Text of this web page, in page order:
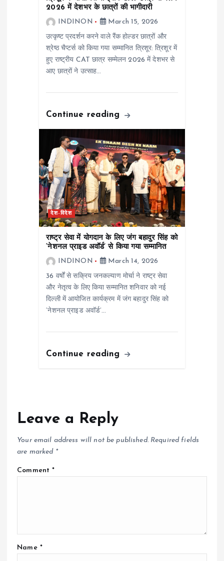
2026 में देशभर के छात्रों की भागीदारी
INDINON
March 15, 2026
उत्कृष्ट प्रदर्शन करने वाले रैंक होल्डर छात्रों और
श्रेष्ठ चैप्टर्स को किया गया सम्मानित त्रिशूर: त्रिशूर में
हुए राष्ट्रीय CAT छात्र सम्मेलन 2026 में देशभर से
आए छात्रों ने उत्साह…
Continue reading
देश-विदेश
राष्ट्र सेवा में योगदान के लिए जंग बहादुर सिंह को
‘नेशनल प्राइड अवॉर्ड’ से किया गया सम्मानित
INDINON
March 14, 2026
36 वर्षों से सक्रिय जनकल्याण मोर्चा ने राष्ट्र सेवा
और नेतृत्व के लिए किया सम्मानित शनिवार को नई
दिल्ली में आयोजित कार्यक्रम में जंग बहादुर सिंह को
‘नेशनल प्राइड अवॉर्ड’…
Continue reading
Leave a Reply
Your email address will not be published. Required fields
are marked *
Comment*
Name *